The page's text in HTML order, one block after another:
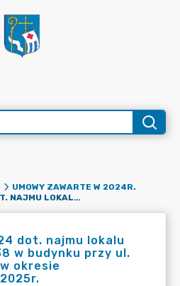
UMOWY ZAWARTE W 2024R.
UMOWA NR 165/2024 DOT. NAJMU LOKALU MIESZKALNEGO NR 38 W BUDYNKU PRZY UL. JANA PAWŁA II 19A W OKRESIE 1.03.2024R.-28.02.2025R.
dot. najmu lokalu
w budynku przy ul.
okresie